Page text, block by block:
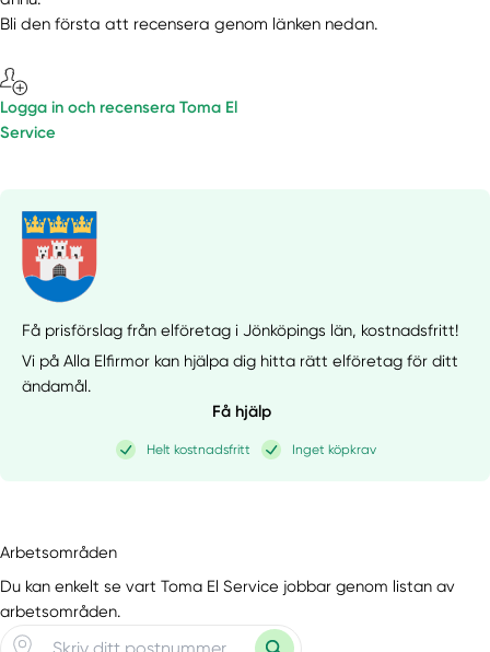
Bli den första att recensera genom länken nedan.
Logga in och recensera Toma El
Service
Få prisförslag från elföretag i Jönköpings län, kostnadsfritt!
Vi på Alla Elfirmor kan hjälpa dig hitta rätt elföretag för ditt
ändamål.
Få hjälp
Helt kostnadsfritt Inget köpkrav
Arbetsområden
Du kan enkelt se vart Toma El Service jobbar genom listan av
arbetsområden.